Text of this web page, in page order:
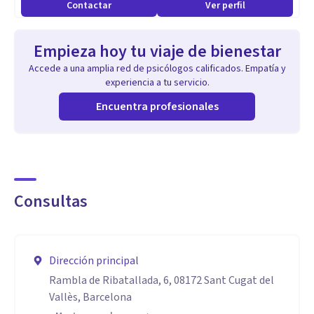
Administrativa de plantillas, la Motivación de equipos de
(candidatos y trabajadores), el contacto directo con
organismos públicos, trabajadores, representantes
sindicales y clientes, y la Vigilancia de la Salud y PRL
(especialmente los aspectos psico-sociales).
Actualmente, estoy trabajando como freelance en mi
propia empresa de Formación y Mentoring NAWORDS,
emociones en la dirección de personas.
Contactar Ver perfil
Empieza hoy tu viaje de bienestar
Accede a una amplia red de psicólogos calificados. Empatía y
experiencia a tu servicio.
Encuentra profesionales
Consultas
Dirección principal
Rambla de Ribatallada, 6, 08172 Sant Cugat del
Vallès, Barcelona